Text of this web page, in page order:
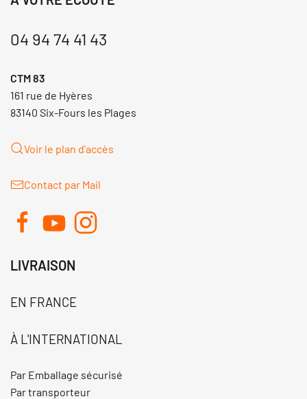
04 94 74 41 43
CTM 83
161 rue de Hyères
83140 Six-Fours les Plages
Voir le plan d'accès
Contact par Mail
LIVRAISON
EN FRANCE
À L'INTERNATIONAL
Par Emballage sécurisé
Par transporteur